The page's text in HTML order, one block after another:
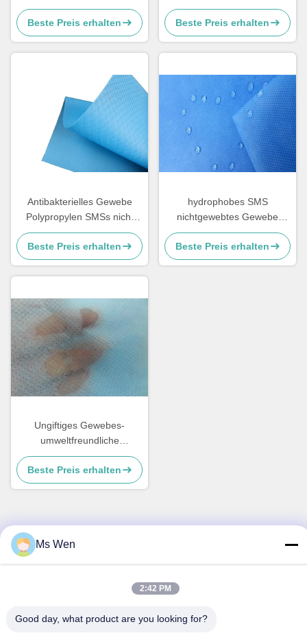
Spritzens effektiv zu
verhindern
Beste Preis erhalten
Alkohol-Blut-Durchdringen
Beste Preis erhalten
Antibakterielles Gewebe
Polypropylen SMSs nicht
weich und Breathable
Beste Preis erhalten
hydrophobes SMS
nichtgewebtes Gewebe
70gsm Spunbond für
Windeln
Beste Preis erhalten
Ungiftiges Gewebes-
umweltfreundliche
hydrophobe SMSs nicht
imprägniern für Windeln
Beste Preis erhalten
Schnelle Kontaktaufnahme
Lincun, Tangxia Town, Stadt Dongguan
Ms Wen
2:42 PM
Good day, what product are you looking for?